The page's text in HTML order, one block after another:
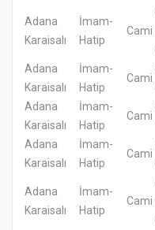
Adana
Karaisalı
İmam-
Hatip
Cami
Adana
Karaisalı
İmam-
Hatip
Cami
Adana
Karaisalı
İmam-
Hatip
Cami
Adana
Karaisalı
İmam-
Hatip
Cami
Adana
Karaisalı
İmam-
Hatip
Cami